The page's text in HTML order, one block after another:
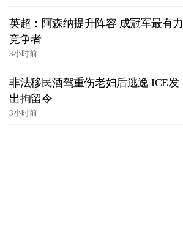
英超：阿森纳提升阵容 成冠军最有力
竞争者
3小时前
非法移民酒驾重伤老妇后逃逸 ICE发
出拘留令
3小时前